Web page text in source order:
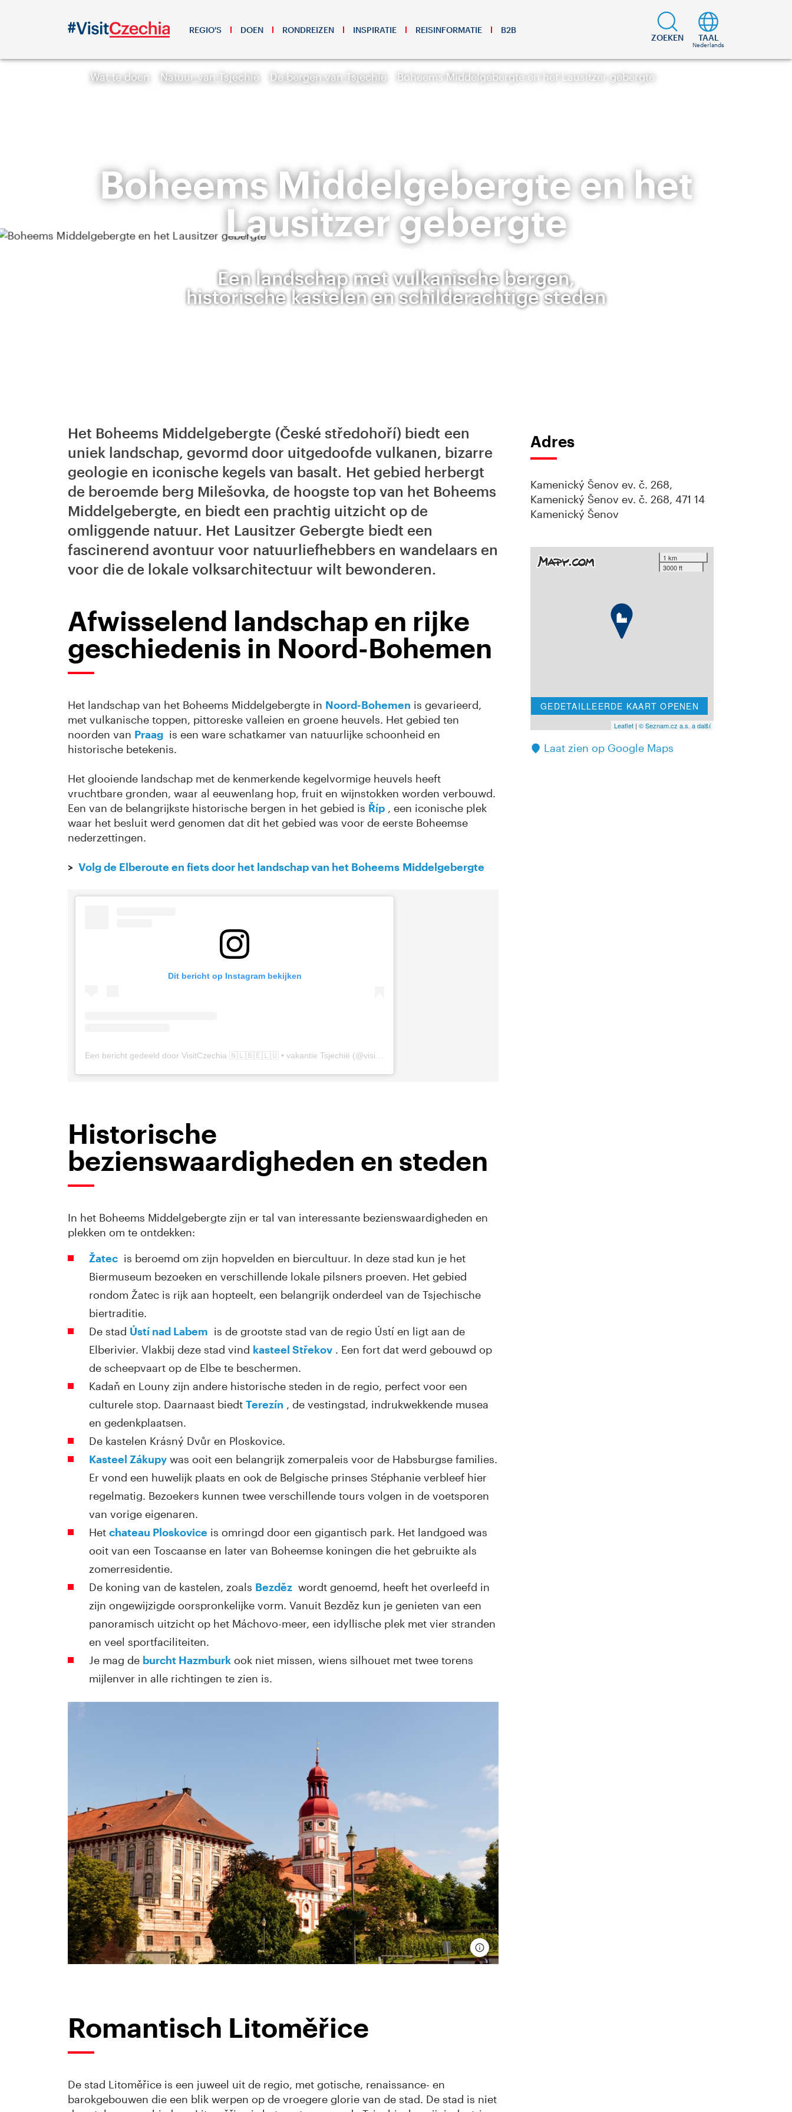
REGIO'S DOEN RONDREIZEN INSPIRATIE REISINFORMATIE B2B
ZOEKEN TAAL
Nederlands
Wat te doen Natuur van Tsjechië De bergen van Tsjechië Boheems Middelgebergte en het Lausitzer gebergte
Boheems Middelgebergte en het
Lausitzer gebergte
Een landschap met vulkanische bergen,
historische kastelen en schilderachtige steden
Het Boheems Middelgebergte (České středohoří) biedt een
uniek landschap, gevormd door uitgedoofde vulkanen, bizarre
geologie en iconische kegels van basalt. Het gebied herbergt
de beroemde berg Milešovka, de hoogste top van het Boheems
Middelgebergte, en biedt een prachtig uitzicht op de
omliggende natuur. Het Lausitzer Gebergte biedt een
fascinerend avontuur voor natuurliefhebbers en wandelaars en
voor die de lokale volksarchitectuur wilt bewonderen.
Afwisselend landschap en rijke
geschiedenis in Noord-Bohemen
Het landschap van het Boheems Middelgebergte in Noord-Bohemen is gevarieerd,
met vulkanische toppen, pittoreske valleien en groene heuvels. Het gebied ten
noorden van Praag is een ware schatkamer van natuurlijke schoonheid en
historische betekenis.
Het glooiende landschap met de kenmerkende kegelvormige heuvels heeft
vruchtbare gronden, waar al eeuwenlang hop, fruit en wijnstokken worden verbouwd.
Een van de belangrijkste historische bergen in het gebied is Říp , een iconische plek
waar het besluit werd genomen dat dit het gebied was voor de eerste Boheemse
nederzettingen.
> Volg de Elberoute en fiets door het landschap van het Boheems Middelgebergte
Dit bericht op Instagram bekijken
Historische
bezienswaardigheden en steden
In het Boheems Middelgebergte zijn er tal van interessante bezienswaardigheden en
plekken om te ontdekken:
Žatec is beroemd om zijn hopvelden en biercultuur. In deze stad kun je het
Biermuseum bezoeken en verschillende lokale pilsners proeven. Het gebied
rondom Žatec is rijk aan hopteelt, een belangrijk onderdeel van de Tsjechische
biertraditie.
De stad Ústí nad Labem is de grootste stad van de regio Ústí en ligt aan de
Elberivier. Vlakbij deze stad vind kasteel Střekov . Een fort dat werd gebouwd op
de scheepvaart op de Elbe te beschermen.
Kadaň en Louny zijn andere historische steden in de regio, perfect voor een
culturele stop. Daarnaast biedt Terezín , de vestingstad, indrukwekkende musea
en gedenkplaatsen.
De kastelen Krásný Dvůr en Ploskovice.
Kasteel Zákupy was ooit een belangrijk zomerpaleis voor de Habsburgse families.
Er vond een huwelijk plaats en ook de Belgische prinses Stéphanie verbleef hier
regelmatig. Bezoekers kunnen twee verschillende tours volgen in de voetsporen
van vorige eigenaren.
Het chateau Ploskovice is omringd door een gigantisch park. Het landgoed was
ooit van een Toscaanse en later van Boheemse koningen die het gebruikte als
zomerresidentie.
De koning van de kastelen, zoals Bezděz wordt genoemd, heeft het overleefd in
zijn ongewijzigde oorspronkelijke vorm. Vanuit Bezděz kun je genieten van een
panoramisch uitzicht op het Máchovo-meer, een idyllische plek met vier stranden
en veel sportfaciliteiten.
Je mag de burcht Hazmburk ook niet missen, wiens silhouet met twee torens
mijlenver in alle richtingen te zien is.
Romantisch Litoměřice
De stad Litoměřice is een juweel uit de regio, met gotische, renaissance- en
barokgebouwen die een blik werpen op de vroegere glorie van de stad. De stad is niet
Adres
Kamenický Šenov ev. č. 268,
Kamenický Šenov ev. č. 268, 471 14
Kamenický Šenov
1 km
3000 ft
GEDETAILLEERDE KAART OPENEN
Leaflet| © Seznam.cz a.s. a další
Laat zien op Google Maps